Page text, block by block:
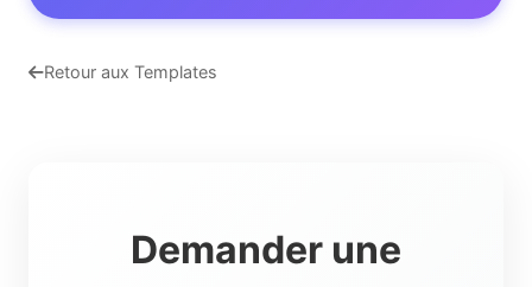
Retour aux Templates
Demander une